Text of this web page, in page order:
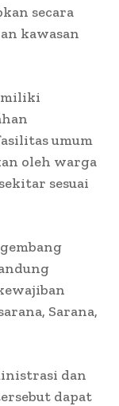
secara
kawasan
umum
oleh warga
sesuai
Sarana,
dan
dapat